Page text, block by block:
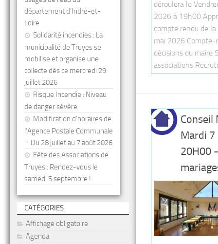
déroulera le
2026 à 19h00
compte rendu de
mai 2026 Compte-
décisions du maire
associations
Conseil
Mardi 7
20H00
département d’Indre-et-
Loire
Solidarité incendies : La
municipalité de Truyes se
mobilise et organise une
collecte dès ce mercredi 29
juillet 2026
Risque Incendie : Niveau
de danger sévère
Modification d’horaires de
l’Agence Postale Communale
– Du 28 juillet au 7 août 2026
Fête des Associations de
Truyes : Rendez-vous le
samedi 5 septembre !
CATÉGORIES
Affichage obligatoire
Agenda